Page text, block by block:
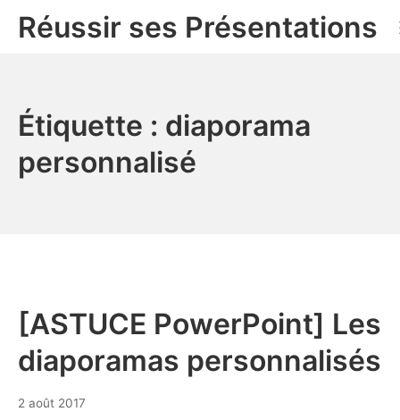
Réussir ses Présentations
Étiquette : diaporama
personnalisé
[ASTUCE PowerPoint] Les
diaporamas personnalisés
2 août 2017